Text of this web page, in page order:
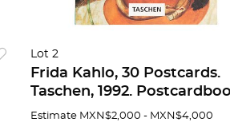
Lot 2
Frida Kahlo, 30 Postcards.
Taschen, 1992. Postcardbook.
Encuadernado en rústica
Estimate MXN$2,000 - MXN$4,000